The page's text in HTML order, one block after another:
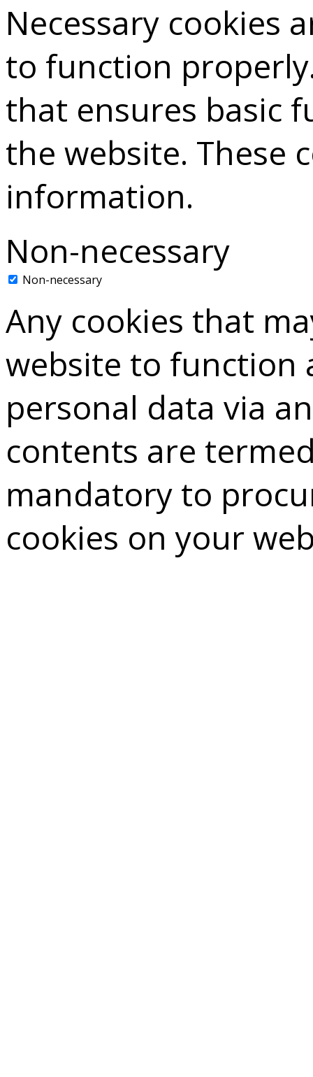
Necessary cookies
to function
that ensures basic
the website. These
information.
Non-necessary
Non-necessary
Any cookies that
website to function
personal data via
contents are
mandatory to
cookies on your